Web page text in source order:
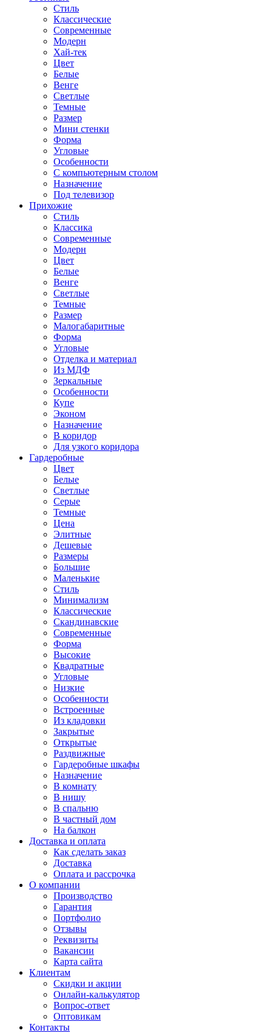
Стиль
Классические
Современные
Модерн
Хай-тек
Цвет
Белые
Венге
Светлые
Темные
Размер
Мини стенки
Форма
Угловые
Особенности
С компьютерным столом
Назначение
Под телевизор
Прихожие
Стиль
Классика
Современные
Модерн
Цвет
Белые
Венге
Светлые
Темные
Размер
Малогабаритные
Форма
Угловые
Отделка и материал
Из МДФ
Зеркальные
Особенности
Купе
Эконом
Назначение
В коридор
Для узкого коридора
Гардеробные
Цвет
Белые
Светлые
Серые
Темные
Цена
Элитные
Дешевые
Размеры
Большие
Маленькие
Стиль
Минимализм
Классические
Скандинавские
Современные
Форма
Высокие
Квадратные
Угловые
Низкие
Особенности
Встроенные
Из кладовки
Закрытые
Открытые
Раздвижные
Гардеробные шкафы
Назначение
В комнату
В нишу
В спальню
В частный дом
На балкон
Доставка и оплата
Как сделать заказ
Доставка
Оплата и рассрочка
О компании
Производство
Гарантия
Портфолио
Отзывы
Реквизиты
Вакансии
Карта сайта
Клиентам
Скидки и акции
Онлайн-калькулятор
Вопрос-ответ
Оптовикам
Контакты